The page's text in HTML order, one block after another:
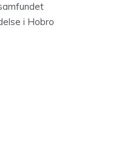
i Hobro